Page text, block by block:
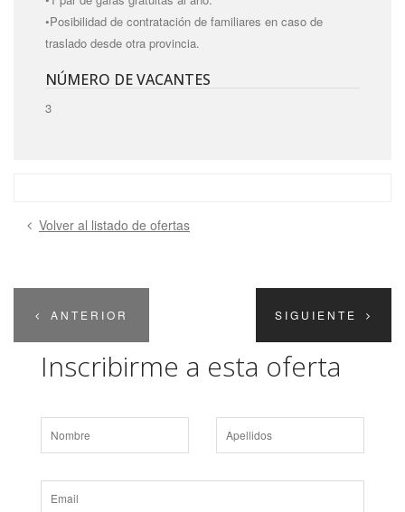
•Posibilidad de contratación de familiares en caso de
traslado desde otra provincia.
NÚMERO DE VACANTES
3
Volver al listado de ofertas
ANTERIOR SIGUIENTE
Inscribirme a esta oferta